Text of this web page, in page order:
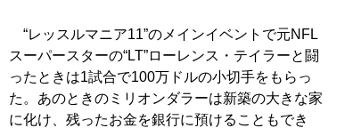
“レッスルマニア11”のメインイベントで元NFL
スーパースターの“LT”ローレンス・テイラーと闘
ったときは1試合で100万ドルの小切手をもらっ
た。あのときのミリオンダラーは新築の大きな家
に化け、残ったお金を銀行に預けることもでき